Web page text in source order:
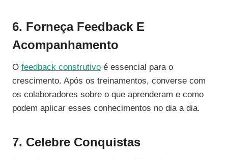
6. Forneça Feedback E
Acompanhamento
O feedback construtivo é essencial para o
crescimento. Após os treinamentos, converse com
os colaboradores sobre o que aprenderam e como
podem aplicar esses conhecimentos no dia a dia.
7. Celebre Conquistas